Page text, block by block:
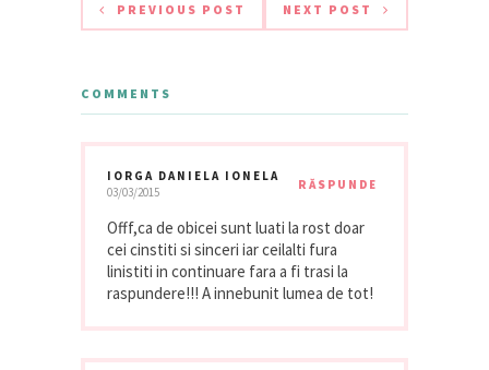
PREVIOUS POST NEXT POST
COMMENTS
IORGA DANIELA IONELA
03/03/2015
RĂSPUNDE
Offf,ca de obicei sunt luati la rost doar
cei cinstiti si sinceri iar ceilalti fura
linistiti in continuare fara a fi trasi la
raspundere!!! A innebunit lumea de tot!